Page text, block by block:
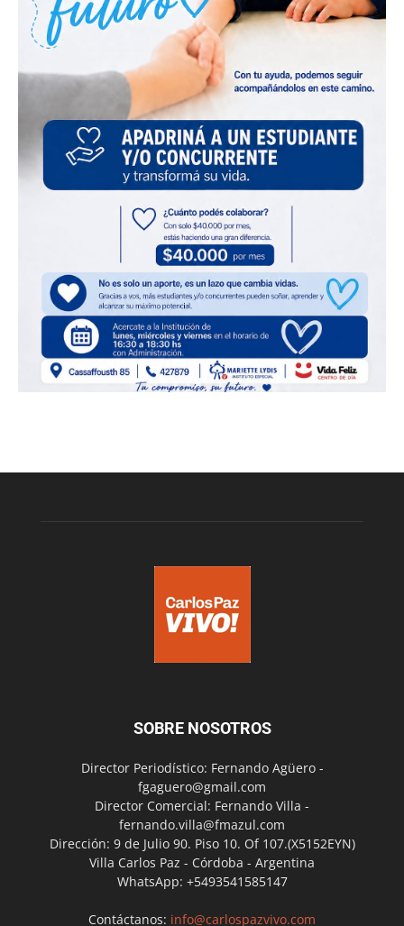
SOBRE NOSOTROS
Director Periodístico: Fernando Agüero -
fgaguero@gmail.com
Director Comercial: Fernando Villa -
fernando.villa@fmazul.com
Dirección: 9 de Julio 90. Piso 10. Of 107.(X5152EYN)
Villa Carlos Paz - Córdoba - Argentina
WhatsApp: +5493541585147
Contáctanos: info@carlospazvivo.com